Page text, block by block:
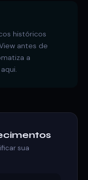
históricos
antes de
a
sua